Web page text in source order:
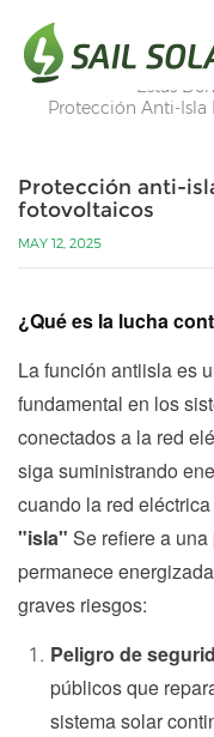
Estás
Protección Anti-Isla
Protección anti-
fotovoltaicos
MAY 12, 2025
¿Qué es la lucha
La función antiisla es
fundamental en los
conectados a la red
siga suministrando
cuando la red
"isla" Se refiere a
permanece
graves riesgos:
Peligro de
públicos que
sistema solar